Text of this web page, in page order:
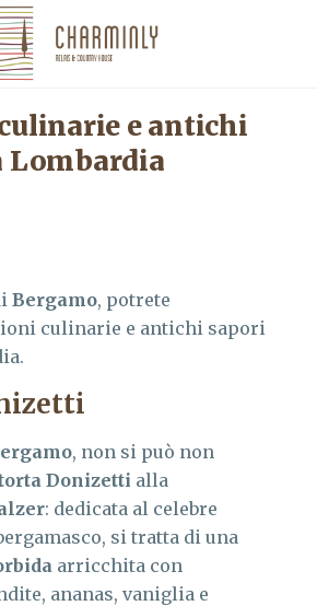
e antichi
Lombardia
Bergamo, potrete
culinarie e antichi sapori
, non si può non
Donizetti alla
: dedicata al celebre
si tratta di una
arricchita con
ananas, vaniglia e